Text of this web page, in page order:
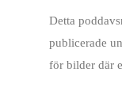
Detta
publicerade
för bilder där